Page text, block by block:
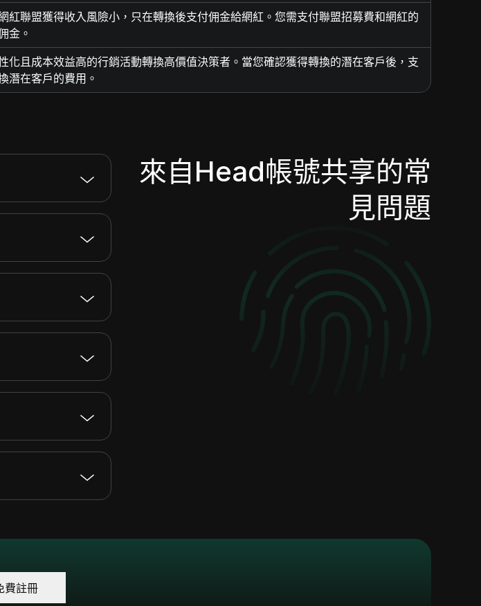
紅聯盟獲得收入風險小，只在轉換後支付佣金給網紅。您需支付聯盟招募費和網紅的
金。
化且成本效益高的行銷活動轉換高價值決策者。當您確認獲得轉換的潛在客戶後，支
潛在客戶的費用。
來自Head帳號共享的常
見問題
費註冊